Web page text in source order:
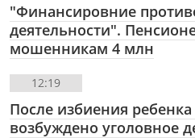
"Финансировние
деятельности".
мошенникам 4 млн
12:19
После избиения
возбуждено уголовное